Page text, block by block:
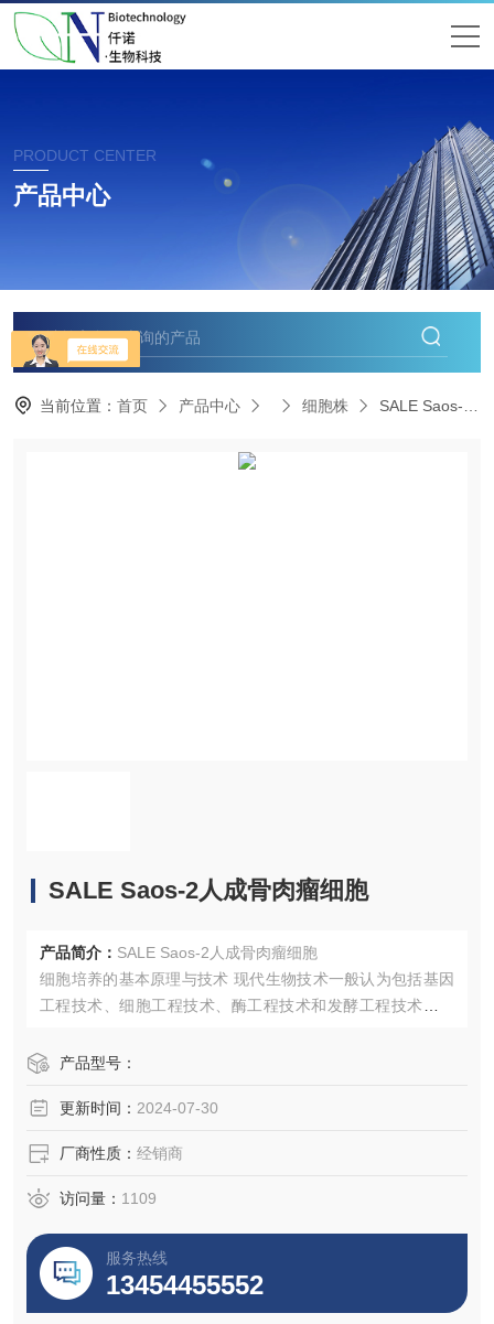
PRODUCT CENTER
产品中心
当前位置： 首页 产品中心 细胞株 SALE Saos-2人成骨肉瘤细胞
SALE Saos-2人成骨肉瘤细胞
产品简介： SALE Saos-2人成骨肉瘤细胞
细胞培养的基本原理与技术 现代生物技术一般认为包括基因
工程技术、细胞工程技术、酶工程技术和发酵工程技术，而
药领域的发展，细胞培养更具有特殊的作用和价值。
产品型号：
更新时间： 2024-07-30
厂商性质： 经销商
访问量： 1109
服务热线
13454455552